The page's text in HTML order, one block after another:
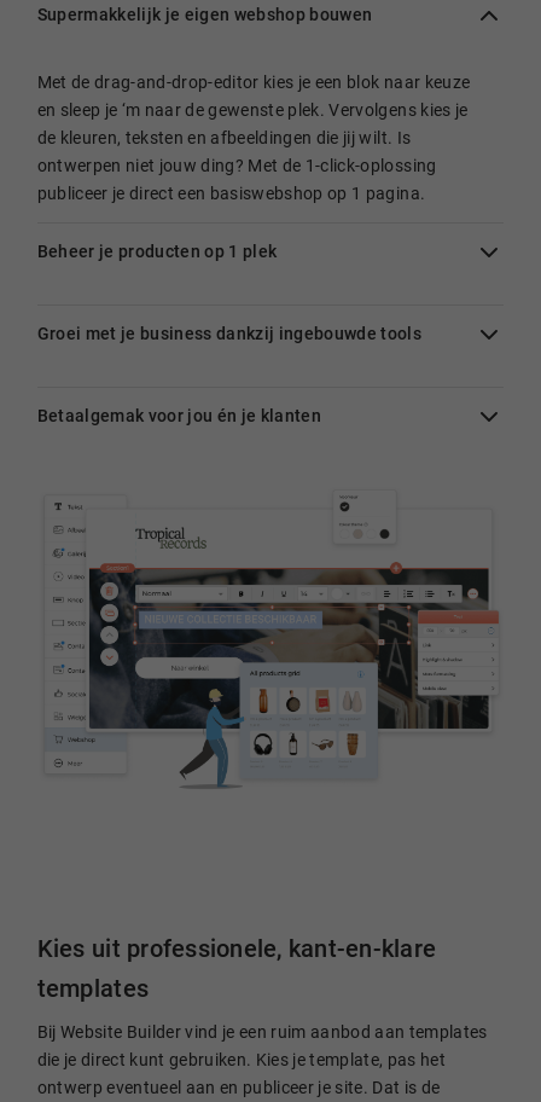
Supermakkelijk je eigen webshop bouwen
Met de drag-and-drop-editor kies je een blok naar keuze
en sleep je ‘m naar de gewenste plek. Vervolgens kies je
de kleuren, teksten en afbeeldingen die jij wilt. Is
ontwerpen niet jouw ding? Met de 1-click-oplossing
publiceer je direct een basiswebshop op 1 pagina.
Beheer je producten op 1 plek
Groei met je business dankzij ingebouwde tools
Betaalgemak voor jou én je klanten
Kies uit professionele, kant-en-klare
templates
Bij Website Builder vind je een ruim aanbod aan templates
die je direct kunt gebruiken. Kies je template, pas het
ontwerp eventueel aan en publiceer je site. Dat is de